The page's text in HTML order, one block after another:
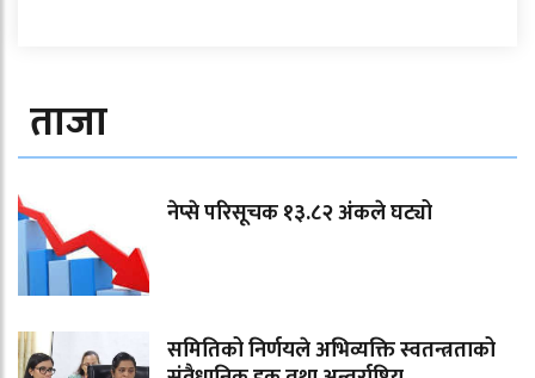
ताजा
नेप्से परिसूचक १३.८२ अंकले घट्यो
समितिको निर्णयले अभिव्यक्ति स्वतन्त्रताको